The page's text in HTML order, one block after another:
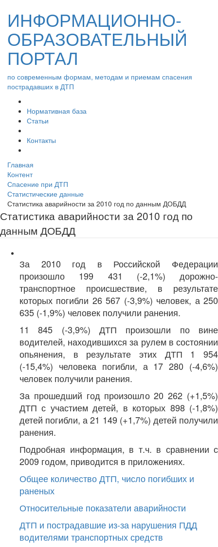
ИНФОРМАЦИОННО-
ОБРАЗОВАТЕЛЬНЫЙ
ПОРТАЛ
по современным формам, методам и приемам спасения
пострадавших в ДТП
Нормативная база
Статьи
Контакты
Главная
Контент
Спасение при ДТП
Статистические данные
Статистика аварийности за 2010 год по данным ДОБДД
Статистика аварийности за 2010 год по
данным ДОБДД
За 2010 год в Российской Федерации
произошло 199 431 (-2,1%) дорожно-
транспортное происшествие, в результате
которых погибли 26 567 (-3,9%) человек, а 250
635 (-1,9%) человек получили ранения.
11 845 (-3,9%) ДТП произошли по вине
водителей, находившихся за рулем в состоянии
опьянения, в результате этих ДТП 1 954
(-15,4%) человека погибли, а 17 280 (-4,6%)
человек получили ранения.
За прошедший год произошло 20 262 (+1,5%)
ДТП с участием детей, в которых 898 (-1,8%)
детей погибли, а 21 149 (+1,7%) детей получили
ранения.
Подробная информация, в т.ч. в сравнении с
2009 годом, приводится в приложениях.
Общее количество ДТП, число погибших и
раненых
Относительные показатели аварийности
ДТП и пострадавшие из-за нарушения ПДД
водителями транспортных средств